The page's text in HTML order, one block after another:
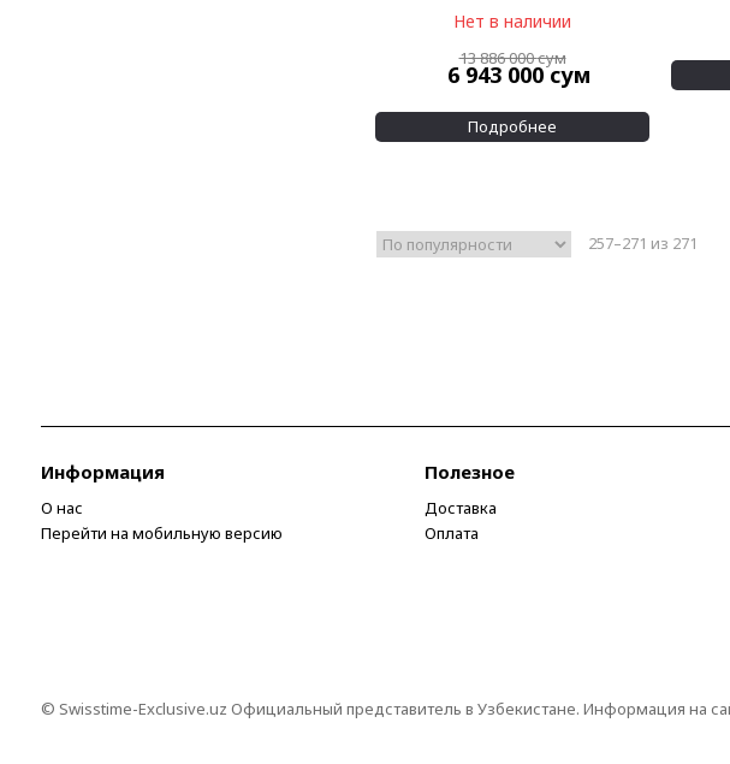
Нет в наличии
13 886 000сум
6 943 000сум
Подробнее
257–271 из 271
Информация
О нас
Перейти на мобильную версию
Полезное
Доставка
Оплата
© Swisstime-Exclusive.uz Официальный представитель в Узбекистане. Информация на